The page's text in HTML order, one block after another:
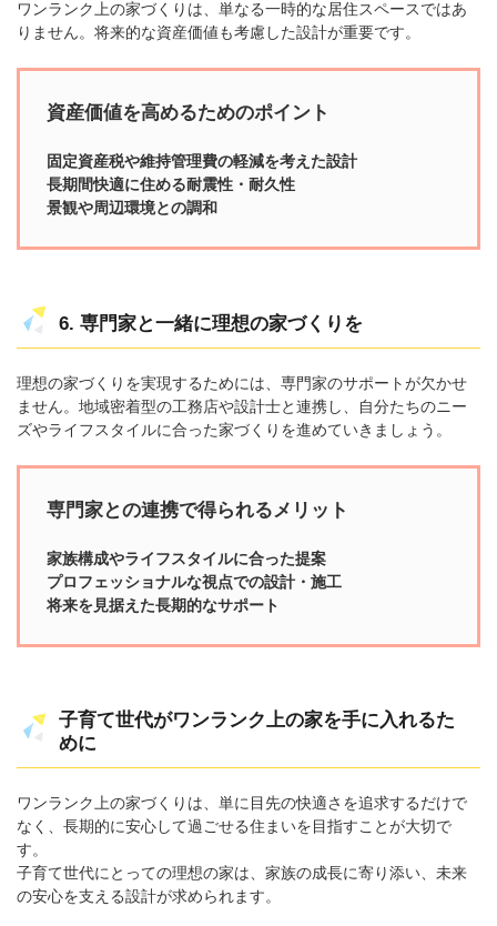
ワンランク上の家づくりは、単なる一時的な居住スペースではあ
りません。将来的な資産価値も考慮した設計が重要です。
資産価値を高めるためのポイント
固定資産税や維持管理費の軽減を考えた設計
長期間快適に住める耐震性・耐久性
景観や周辺環境との調和
6. 専門家と一緒に理想の家づくりを
理想の家づくりを実現するためには、専門家のサポートが欠かせ
ません。地域密着型の工務店や設計士と連携し、自分たちのニー
ズやライフスタイルに合った家づくりを進めていきましょう。
専門家との連携で得られるメリット
家族構成やライフスタイルに合った提案
プロフェッショナルな視点での設計・施工
将来を見据えた長期的なサポート
子育て世代がワンランク上の家を手に入れるた
めに
ワンランク上の家づくりは、単に目先の快適さを追求するだけで
なく、長期的に安心して過ごせる住まいを目指すことが大切で
す。
子育て世代にとっての理想の家は、家族の成長に寄り添い、未来
の安心を支える設計が求められます。